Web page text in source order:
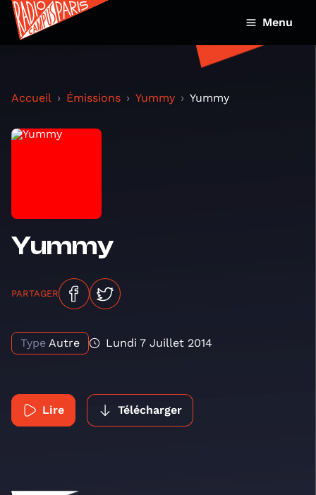
Menu
Accueil Émissions Yummy Yummy
Yummy
PARTAGER
Type Autre Lundi 7 Juillet 2014
Lire Télécharger